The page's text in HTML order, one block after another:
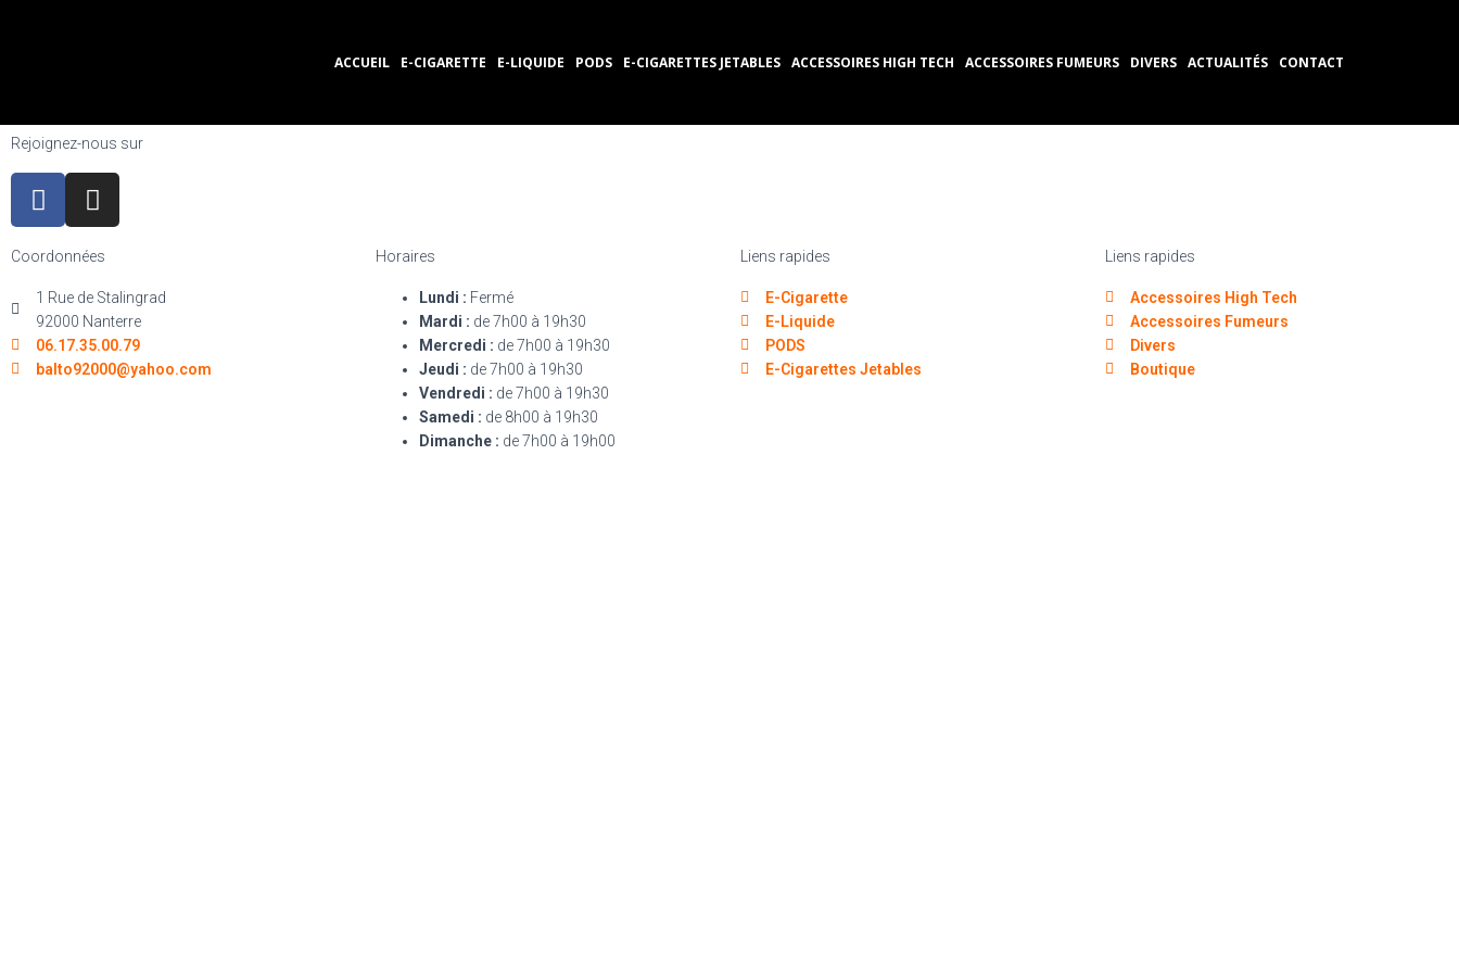
ACCUEIL E-CIGARETTE E-LIQUIDE PODS E-CIGARETTES JETABLES ACCESSOIRES HIGH TECH ACCESSOIRES FUMEURS DIVERS ACTUALITÉS CONTACT
Rejoignez-nous sur
Coordonnées
1 Rue de Stalingrad
92000 Nanterre
06.17.35.00.79
balto92000@yahoo.com
Horaires
Lundi : Fermé
Mardi : de 7h00 à 19h30
Mercredi : de 7h00 à 19h30
Jeudi : de 7h00 à 19h30
Vendredi : de 7h00 à 19h30
Samedi : de 8h00 à 19h30
Dimanche : de 7h00 à 19h00
Liens rapides
E-Cigarette
E-Liquide
PODS
E-Cigarettes Jetables
Liens rapides
Accessoires High Tech
Accessoires Fumeurs
Divers
Boutique